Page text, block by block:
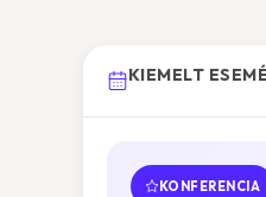
KIEMELT
KONFERENCIA